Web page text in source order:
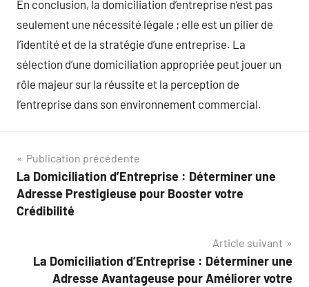
En conclusion, la domiciliation d’entreprise n’est pas
seulement une nécessité légale ; elle est un pilier de
l’identité et de la stratégie d’une entreprise. La
sélection d’une domiciliation appropriée peut jouer un
rôle majeur sur la réussite et la perception de
l’entreprise dans son environnement commercial.
Navigation
de
l’article
Publication précédente
La Domiciliation d’Entreprise : Déterminer une
Adresse Prestigieuse pour Booster votre
Crédibilité
Article suivant
La Domiciliation d’Entreprise : Déterminer une
Adresse Avantageuse pour Améliorer votre